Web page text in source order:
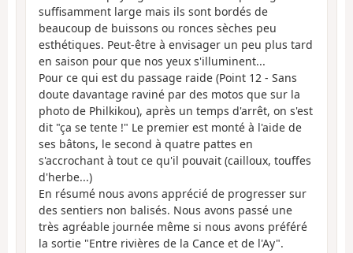
suffisamment large mais ils sont bordés de
beaucoup de buissons ou ronces sèches peu
esthétiques. Peut-être à envisager un peu plus tard
en saison pour que nos yeux s'illuminent...
Pour ce qui est du passage raide (Point 12 - Sans
doute davantage raviné par des motos que sur la
photo de Philkikou), après un temps d'arrêt, on s'est
dit "ça se tente !" Le premier est monté à l'aide de
ses bâtons, le second à quatre pattes en
s'accrochant à tout ce qu'il pouvait (cailloux, touffes
d'herbe...)
En résumé nous avons apprécié de progresser sur
des sentiers non balisés. Nous avons passé une
très agréable journée même si nous avons préféré
la sortie "Entre rivières de la Cance et de l'Ay".